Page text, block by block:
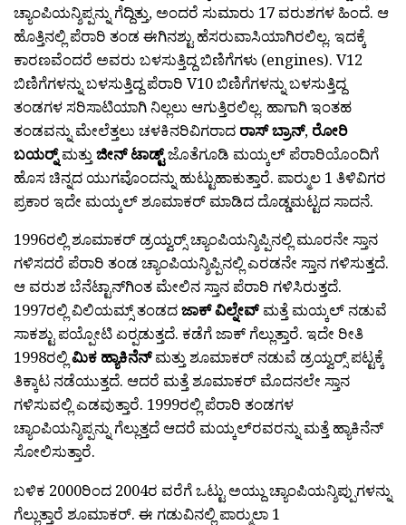
ಚ್ಯಾಂಪಿಯನ್ಶಿಪ್ಪನ್ನು ಗೆದ್ದಿತ್ತು, ಅಂದರೆ ಸುಮಾರು 17 ವರುಶಗಳ ಹಿಂದೆ. ಆ
ಹೊತ್ತಿನಲ್ಲಿ ಪೆರಾರಿ ತಂಡ ಈಗಿನಶ್ಟು ಹೆಸರುವಾಸಿಯಾಗಿರಲಿಲ್ಲ. ಇದಕ್ಕೆ
ಕಾರಣವೆಂದರೆ ಅವರು ಬಳಸುತ್ತಿದ್ದ ಬಿಣಿಗೆಗಳು (engines). V12
ಬಿಣಿಗೆಗಳನ್ನು ಬಳಸುತ್ತಿದ್ದ ಪೆರಾರಿ V10 ಬಿಣಿಗೆಗಳನ್ನು ಬಳಸುತ್ತಿದ್ದ
ತಂಡಗಳ ಸರಿಸಾಟಿಯಾಗಿ ನಿಲ್ಲಲು ಆಗುತ್ತಿರಲಿಲ್ಲ. ಹಾಗಾಗಿ ಇಂತಹ
ತಂಡವನ್ನು ಮೇಲೆತ್ತಲು ಚಳಕಿನರಿವಿಗರಾದ ರಾಸ್ ಬ್ರಾನ್, ರೋರಿ
ಬಯರ್‍ನ್ಮತ್ತು ಜೀನ್ ಟಾಡ್ಟ್ಜೊತೆಗೂಡಿ ಮಯ್ಕಲ್ ಪೆರಾರಿಯೊಂದಿಗೆ
ಹೊಸ ಚಿನ್ನದ ಯುಗವೊಂದನ್ನು ಹುಟ್ಟುಹಾಕುತ್ತಾರೆ. ಪಾರ್‍ಮುಲ 1 ತಿಳಿವಿಗರ
ಪ್ರಕಾರ ಇದೇ ಮಯ್ಕಲ್ ಶೂಮಾಕರ್ ಮಾಡಿದ ದೊಡ್ಡಮಟ್ಟದ ಸಾದನೆ.
1996ರಲ್ಲಿ ಶೂಮಾಕರ್ ಡ್ರಯ್ವರ್‍ಸ್ ಚ್ಯಾಂಪಿಯನ್ಶಿಪ್ಪಿನಲ್ಲಿ ಮೂರನೇ ಸ್ತಾನ
ಗಳಿಸದರೆ ಪೆರಾರಿ ತಂಡ ಚ್ಯಾಂಪಿಯನ್ಶಿಪ್ಪಿನಲ್ಲಿ ಎರಡನೇ ಸ್ತಾನ ಗಳಿಸುತ್ತದೆ.
ಆ ವರುಶ ಬೆನೆಟ್ಟಾನ್‍ಗಿಂತ ಮೇಲಿನ ಸ್ತಾನ ಪೆರಾರಿ ಗಳಿಸಿರುತ್ತದೆ.
1997ರಲ್ಲಿ ವಿಲಿಯಮ್ಸ್ ತಂಡದಜಾಕ್ ವಿಲ್ನೇವ್ ಮತ್ತೆ ಮಯ್ಕಲ್ ನಡುವೆ
ಸಾಕಶ್ಟು ಪಯ್ಪೋಟಿ ಏರ್‍ಪಡುತ್ತದೆ. ಕಡೆಗೆ ಜಾಕ್ ಗೆಲ್ಲುತ್ತಾರೆ. ಇದೇ ರೀತಿ
1998ರಲ್ಲಿ ಮಿಕ ಹ್ಯಾಕಿನೆನ್ಮತ್ತು ಶೂಮಾಕರ್ ನಡುವೆ ಡ್ರಯ್ವರ್‍ಸ್ ಪಟ್ಟಕ್ಕೆ
ತಿಕ್ಕಾಟ ನಡೆಯುತ್ತದೆ. ಆದರೆ ಮತ್ತೆ ಶೂಮಾಕರ್ ಮೊದನಲೇ ಸ್ತಾನ
ಗಳಿಸುವಲ್ಲಿ ಎಡವುತ್ತಾರೆ. 1999ರಲ್ಲಿ ಪೆರಾರಿ ತಂಡಗಳ
ಚ್ಯಾಂಪಿಯನ್ಶಿಪ್ಪನ್ನು ಗೆಲ್ಲುತ್ತದೆ ಆದರೆ ಮಯ್ಕಲ್‍ರವರನ್ನು ಮತ್ತೆ ಹ್ಯಾಕಿನೆನ್
ಸೋಲಿಸುತ್ತಾರೆ.
ಬಳಿಕ 2000ರಿಂದ 2004ರ ವರೆಗೆ ಒಟ್ಟು ಅಯ್ದು ಚ್ಯಾಂಪಿಯನ್ಶಿಪ್ಪುಗಳನ್ನು
ಗೆಲ್ಲುತ್ತಾರೆ ಶೂಮಾಕರ್. ಈ ಗಡುವಿನಲ್ಲಿ ಪಾರ್‍ಮುಲಾ 1